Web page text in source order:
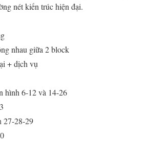
nét kiến trúc hiện đại.
nhau giữa 2 block
+ dịch vụ
hình 6-12 và 14-26
27-28-29